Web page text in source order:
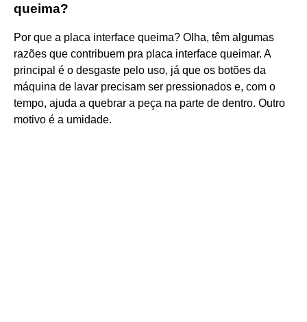
queima?
Por que a placa interface queima? Olha, têm algumas
razões que contribuem pra placa interface queimar. A
principal é o desgaste pelo uso, já que os botões da
máquina de lavar precisam ser pressionados e, com o
tempo, ajuda a quebrar a peça na parte de dentro. Outro
motivo é a umidade.